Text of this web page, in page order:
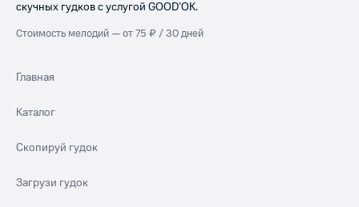
скучных гудков с услугой GOOD’OK.
Стоимость мелодий — от 75 ₽ / 30 дней
Главная
Каталог
Скопируй гудок
Загрузи гудок